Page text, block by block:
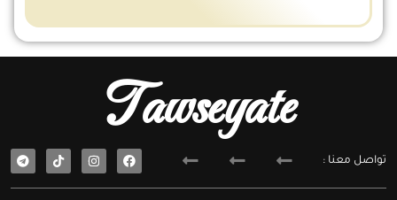
Tawseyate
تواصل معنا :
F
a
e
T
e
e